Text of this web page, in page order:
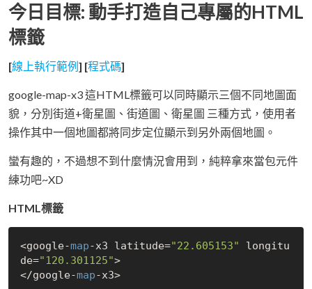
今日目標: 動手打造自己專屬的HTML
標籤
[線上執行範例 ] [程式碼]
google-map-x3 這HTML標籤可以同時顯示三個不同地圖面
貌，分別街道+衛星圖、街道圖、衛星圖 三種方式，使用者
操作其中一個地圖都將同步定位顯示到另外兩個地圖。
蠻有趣的，不過想不到什麼情況會用到，純粹拿來當包元件
練功吧~XD
HTML標籤
<google-map-x3 latitude="22.605153" longitu
de="120.301125">
</google-map -x3>